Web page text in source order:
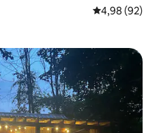
4,98 av 5 i
4,98 (92)